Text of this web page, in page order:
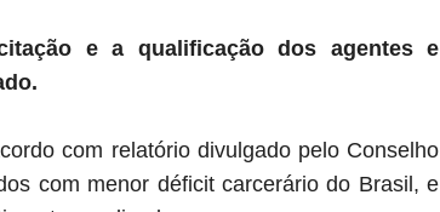
e a qualificação dos agentes e
com relatório divulgado pelo Conselho
com menor déficit carcerário do Brasil, e